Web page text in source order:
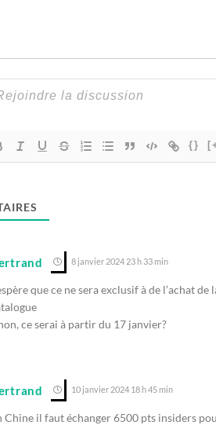
{}
8 janvier 2024 23 h 33 min
que ce ne sera exclusif à de l’achat
ce serai à partir du 17 janvier?
10 janvier 2024 18 h 45 min
Chine il faut échanger 6500 pts insiders